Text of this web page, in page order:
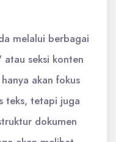
melalui berbagai
seksi konten
akan fokus
teks, tetapi juga
dokumen